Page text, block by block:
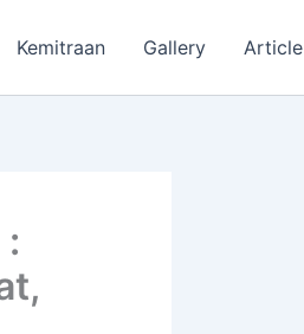
Kemitraan Gallery Article